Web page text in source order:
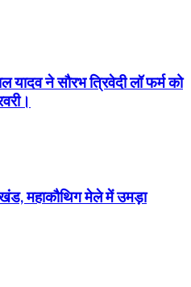
ने सौरभ त्रिवेदी लॉ फर्म को
महाकौथिग मेले में उमड़ा